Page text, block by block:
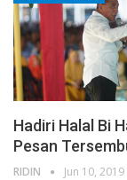
Hadiri Halal Bi
Pesan
RIDIN Jun 10, 2019